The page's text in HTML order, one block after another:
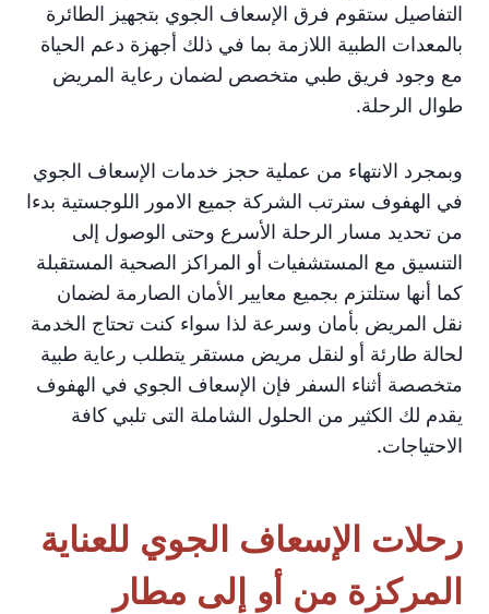
التفاصيل ستقوم فرق الإسعاف الجوي بتجهيز الطائرة
بالمعدات الطبية اللازمة بما في ذلك أجهزة دعم الحياة
مع وجود فريق طبي متخصص لضمان رعاية المريض
طوال الرحلة.
وبمجرد الانتهاء من عملية حجز خدمات الإسعاف الجوي
في الهفوف سترتب الشركة جميع الامور اللوجستية بدءا
من تحديد مسار الرحلة الأسرع وحتى الوصول إلى
التنسيق مع المستشفيات أو المراكز الصحية المستقبلة
كما أنها ستلتزم بجميع معايير الأمان الصارمة لضمان
نقل المريض بأمان وسرعة لذا سواء كنت تحتاج الخدمة
لحالة طارئة أو لنقل مريض مستقر يتطلب رعاية طبية
متخصصة أثناء السفر فإن الإسعاف الجوي في الهفوف
يقدم لك الكثير من الحلول الشاملة التى تلبي كافة
الاحتياجات.
رحلات الإسعاف الجوي للعناية
المركزة من أو إلى مطار